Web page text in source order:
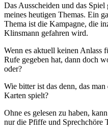
Das Ausscheiden und das
meines heutigen Themas. Ein
Thema ist die Kampagne, die
Klinsmann gefahren wird.
Wenn es aktuell keinen Anlass
Rufe gegeben hat, dann doch
oder?
Wie bitter ist das denn, das
Karten spielt?
Ohne es gelesen zu haben,
nur die Pfiffe und Sprechchöre